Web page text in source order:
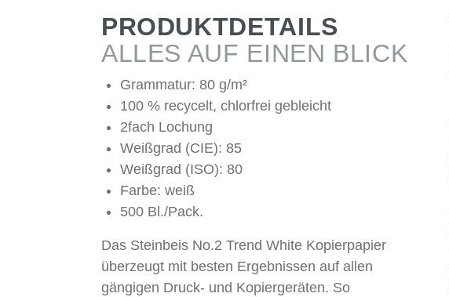
PRODUKTDETAILS
ALLES AUF EINEN BLICK
Grammatur: 80 g/m²
100 % recycelt, chlorfrei gebleicht
2fach Lochung
Weißgrad (CIE): 85
Weißgrad (ISO): 80
Farbe: weiß
500 Bl./Pack.
Das Steinbeis No.2 Trend White Kopierpapier
überzeugt mit besten Ergebnissen auf allen
gängigen Druck- und Kopiergeräten. So